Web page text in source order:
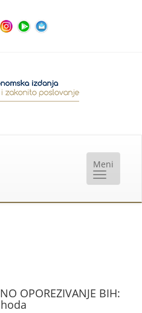
OPOREZIVANJE BIH: